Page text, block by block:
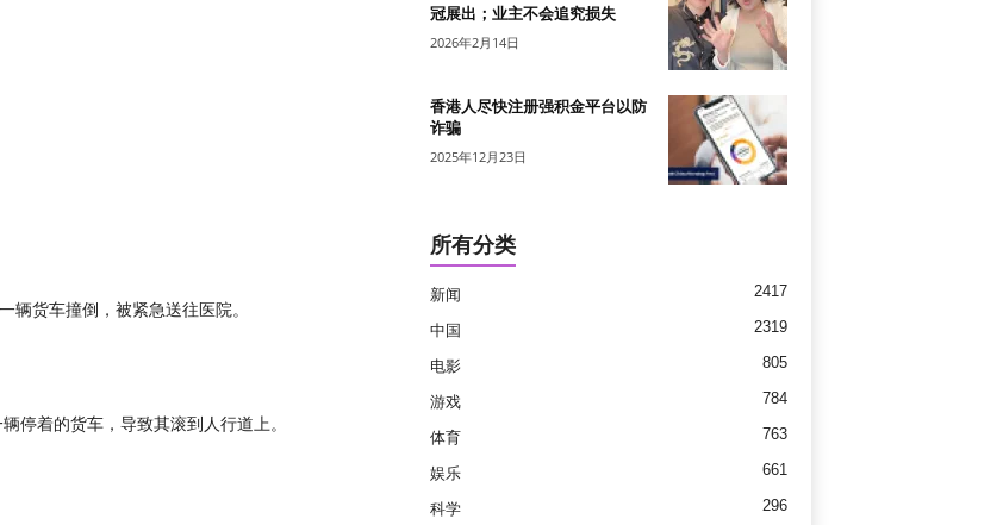
辆货车撞倒，被紧急送往医院。
停着的货车，导致其滚到人行道上。
冠展出；业主不会追究损失
2026年2月14日
香港人尽快注册强积金平台以防
诈骗
2025年12月23日
所有分类
新闻 2417
中国 2319
电影 805
游戏 784
体育 763
娱乐 661
科学 296